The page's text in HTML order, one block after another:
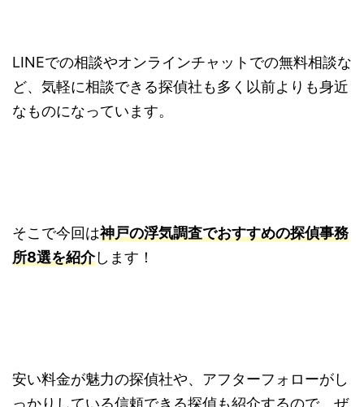
LINEでの相談やオンラインチャットでの無料相談な
ど、気軽に相談できる探偵社も多く以前よりも身近
なものになっています。
そこで今回は神戸の浮気調査でおすすめの探偵事務
所8選を紹介します！
安い料金が魅力の探偵社や、アフターフォローがし
っかりしている信頼できる探偵も紹介するので、ぜ